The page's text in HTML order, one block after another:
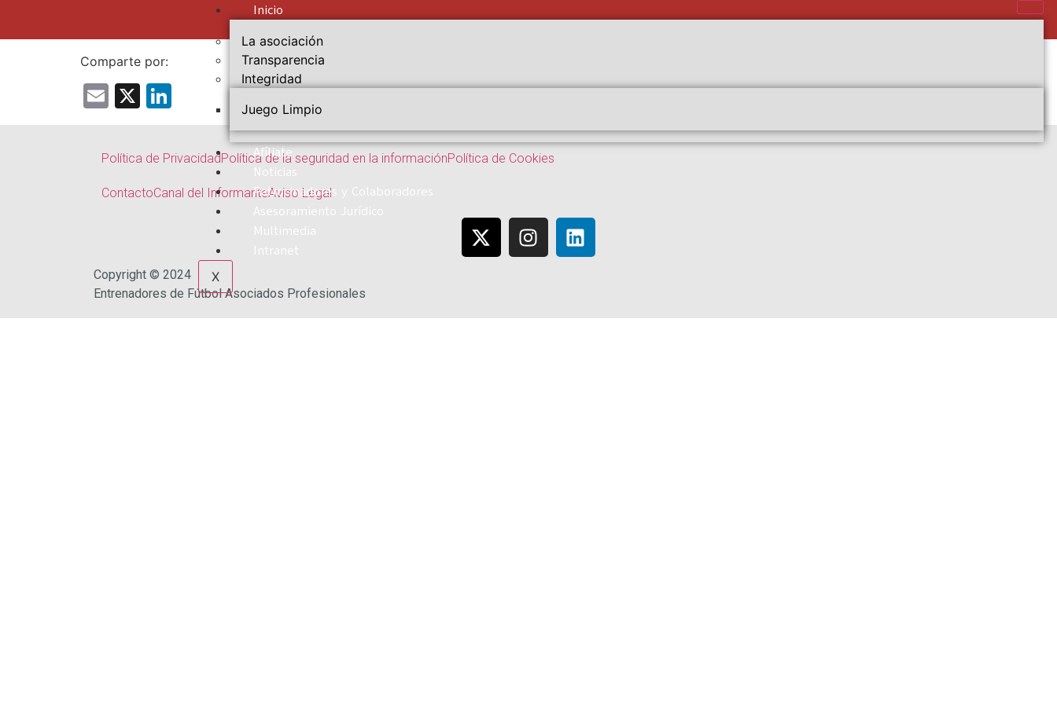
Inicio
La asociación
Transparencia
Integridad
Juego Limpio
Afíliate
Noticias
Patrocinadores y Colaboradores
Asesoramiento Jurídico
Multimedia
Intranet
X
Comparte por:
Email
X LinkedIn
Política de PrivacidadPolítica de la seguridad en la informaciónPolítica de Cookies
ContactoCanal del InformanteAviso Legal
Copyright © 2024
Entrenadores de Fútbol Asociados Profesionales